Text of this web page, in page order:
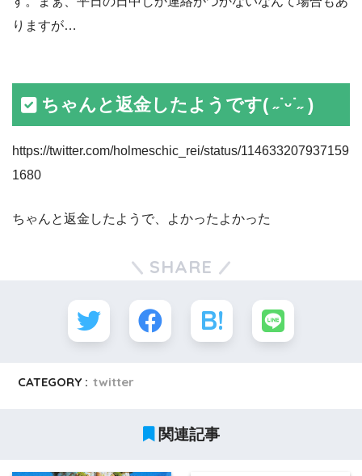
りますが…
ちゃんと返金したようです( ˶˙ᵕ˙˶ )
https://twitter.com/holmeschic_rei/status/114633207937159
1680
ちゃんと返金したようで、よかったよかった
SHARE
CATEGORY : twitter
関連記事